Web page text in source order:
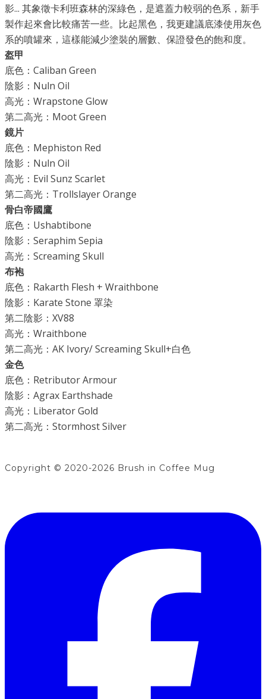
影... 其象徵卡利班森林的深綠色，是遮蓋力較弱的色系，新手
製作起來會比較痛苦一些。比起黑色，我更建議底漆使用灰色
系的噴罐來，這樣能減少塗裝的層數、保證發色的飽和度。
盔甲
底色：Caliban Green
​陰影：Nuln Oil
高光：Wrapstone Glow
第二高光：Moot Green
鏡片
底色：Mephiston Red
陰影：Nuln Oil
高光：Evil Sunz Scarlet
第二高光：Trollslayer Orange
骨白帝國鷹
底色：Ushabtibone
陰影：Seraphim Sepia
​高光：Screaming Skull
布袍
​底色：Rakarth Flesh + Wraithbone
陰影：Karate Stone 罩染
第二陰影：XV88
​高光：Wraithbone
第二高光：AK Ivory/ Screaming Skull+白色
金色
底色：Retributor Armour
陰影：Agrax Earthshade
高光：Liberator Gold
​第二高光：Stormhost Silver
Copyright © 2020-2026 Brush in Coffee Mug